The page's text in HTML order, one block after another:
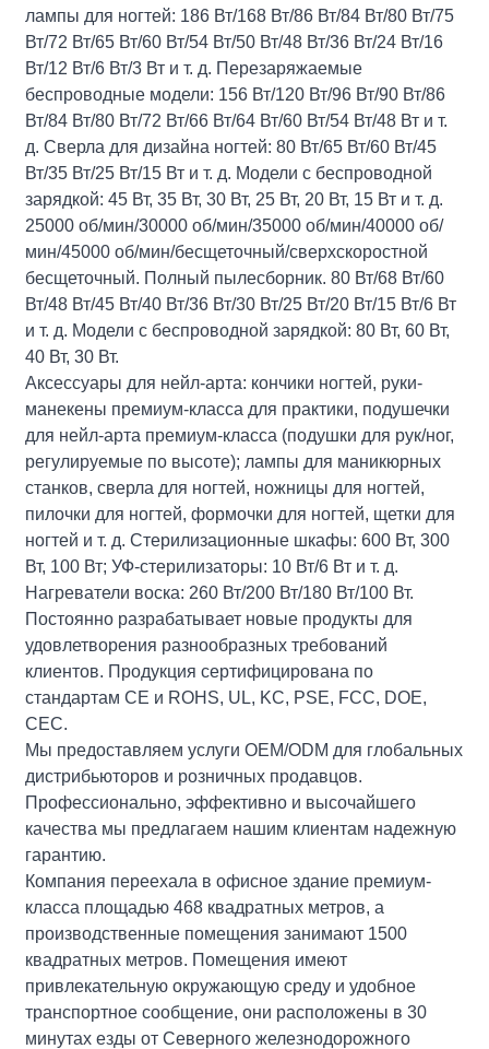
лампы для ногтей: 186 Вт/168 Вт/86 Вт/84 Вт/80 Вт/75
Вт/72 Вт/65 Вт/60 Вт/54 Вт/50 Вт/48 Вт/36 Вт/24 Вт/16
Вт/12 Вт/6 Вт/3 Вт и т. д. Перезаряжаемые
беспроводные модели: 156 Вт/120 Вт/96 Вт/90 Вт/86
Вт/84 Вт/80 Вт/72 Вт/66 Вт/64 Вт/60 Вт/54 Вт/48 Вт и т.
д. Сверла для дизайна ногтей: 80 Вт/65 Вт/60 Вт/45
Вт/35 Вт/25 Вт/15 Вт и т. д. Модели с беспроводной
зарядкой: 45 Вт, 35 Вт, 30 Вт, 25 Вт, 20 Вт, 15 Вт и т. д.
25000 об/мин/30000 об/мин/35000 об/мин/40000 об/
мин/45000 об/мин/бесщеточный/сверхскоростной
бесщеточный. Полный пылесборник. 80 Вт/68 Вт/60
Вт/48 Вт/45 Вт/40 Вт/36 Вт/30 Вт/25 Вт/20 Вт/15 Вт/6 Вт
и т. д. Модели с беспроводной зарядкой: 80 Вт, 60 Вт,
40 Вт, 30 Вт.
Аксессуары для нейл-арта: кончики ногтей, руки-
манекены премиум-класса для практики, подушечки
для нейл-арта премиум-класса (подушки для рук/ног,
регулируемые по высоте); лампы для маникюрных
станков, сверла для ногтей, ножницы для ногтей,
пилочки для ногтей, формочки для ногтей, щетки для
ногтей и т. д. Стерилизационные шкафы: 600 Вт, 300
Вт, 100 Вт; УФ-стерилизаторы: 10 Вт/6 Вт и т. д.
Нагреватели воска: 260 Вт/200 Вт/180 Вт/100 Вт.
Постоянно разрабатывает новые продукты для
удовлетворения разнообразных требований
клиентов. Продукция сертифицирована по
стандартам CE и ROHS, UL, KC, PSE, FCC, DOE,
CEC.
Мы предоставляем услуги OEM/ODM для глобальных
дистрибьюторов и розничных продавцов.
Профессионально, эффективно и высочайшего
качества мы предлагаем нашим клиентам надежную
гарантию.
Компания переехала в офисное здание премиум-
класса площадью 468 квадратных метров, а
производственные помещения занимают 1500
квадратных метров. Помещения имеют
привлекательную окружающую среду и удобное
транспортное сообщение, они расположены в 30
минутах езды от Северного железнодорожного